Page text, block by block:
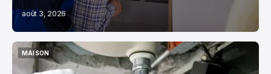
août 3, 2026
MAISON
MAISON